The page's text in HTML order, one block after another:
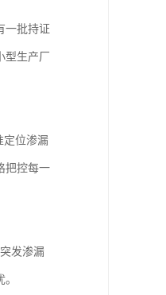
一批持证
生产厂
定位渗漏
把控每一
发渗漏